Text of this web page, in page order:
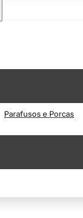
Parafusos e Porcas